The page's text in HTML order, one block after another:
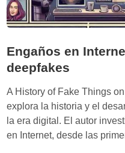
Engaños en
deepfakes
A History of Fake Things
explora la historia y el
la era digital. El autor
en Internet, desde las